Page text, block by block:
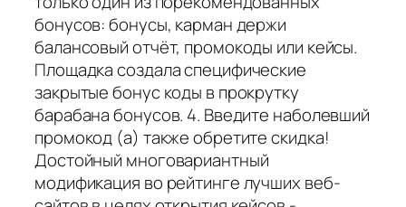
бонусов: бонусы, карман держи
балансовый отчёт, промокоды или кейсы.
Площадка создала специфические
закрытые бонус коды в прокрутку
барабана бонусов. 4. Введите наболевший
промокод (а) также обретите скидка!
Достойный многовариантный
модификация во рейтинге лучших веб-